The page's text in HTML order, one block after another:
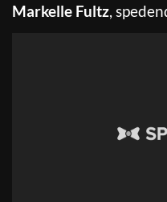
Markelle Fultz,